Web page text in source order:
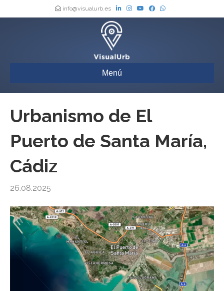
info@visualurb.es
Menú
Urbanismo de El
Puerto de Santa María,
Cádiz
26.08.2025